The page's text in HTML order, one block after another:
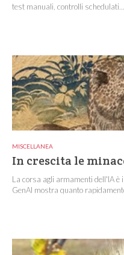
test manuali, controlli schedulati...
MISCELLANEA
In crescita le
La corsa agli armamenti dell'IA è
GenAI mostra quanto